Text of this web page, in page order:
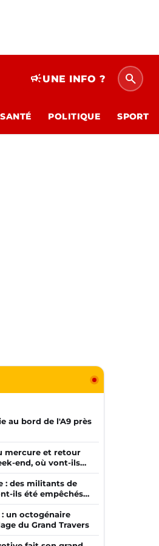
campaignUNE INFO ? search
SANTÉ POLITIQUE SPORT
au bord de l'A9 près
mercure et retour
end, où vont-ils
: des militants de
ils été empêchés
?
: un octogénaire
du Grand Travers